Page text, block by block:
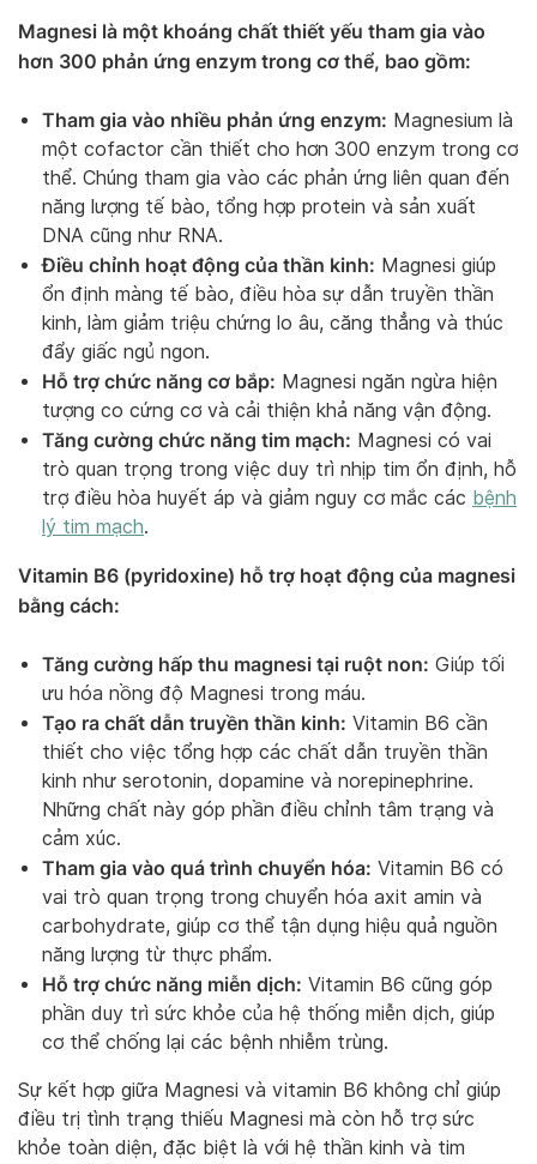
Magnesi là một khoáng chất thiết yếu tham gia vào
hơn 300 phản ứng enzym trong cơ thể, bao gồm:
Tham gia vào nhiều phản ứng enzym: Magnesium là
một cofactor cần thiết cho hơn 300 enzym trong cơ
thể. Chúng tham gia vào các phản ứng liên quan đến
năng lượng tế bào, tổng hợp protein và sản xuất
DNA cũng như RNA.
Điều chỉnh hoạt động của thần kinh: Magnesi giúp
ổn định màng tế bào, điều hòa sự dẫn truyền thần
kinh, làm giảm triệu chứng lo âu, căng thẳng và thúc
đẩy giấc ngủ ngon.
Hỗ trợ chức năng cơ bắp: Magnesi ngăn ngừa hiện
tượng co cứng cơ và cải thiện khả năng vận động.
Tăng cường chức năng tim mạch: Magnesi có vai
trò quan trọng trong việc duy trì nhịp tim ổn định, hỗ
trợ điều hòa huyết áp và giảm nguy cơ mắc các bệnh
lý tim mạch.
Vitamin B6 (pyridoxine) hỗ trợ hoạt động của magnesi
bằng cách:
Tăng cường hấp thu magnesi tại ruột non: Giúp tối
ưu hóa nồng độ Magnesi trong máu.
Tạo ra chất dẫn truyền thần kinh: Vitamin B6 cần
thiết cho việc tổng hợp các chất dẫn truyền thần
kinh như serotonin, dopamine và norepinephrine.
Những chất này góp phần điều chỉnh tâm trạng và
cảm xúc.
Tham gia vào quá trình chuyển hóa: Vitamin B6 có
vai trò quan trọng trong chuyển hóa axit amin và
carbohydrate, giúp cơ thể tận dụng hiệu quả nguồn
năng lượng từ thực phẩm.
Hỗ trợ chức năng miễn dịch: Vitamin B6 cũng góp
phần duy trì sức khỏe của hệ thống miễn dịch, giúp
cơ thể chống lại các bệnh nhiễm trùng.
Sự kết hợp giữa Magnesi và vitamin B6 không chỉ giúp
điều trị tình trạng thiếu Magnesi mà còn hỗ trợ sức
khỏe toàn diện, đặc biệt là với hệ thần kinh và tim